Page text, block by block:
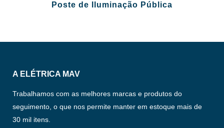
Poste de Iluminação Pública
A ELÉTRICA MAV
Trabalhamos com as melhores marcas e produtos do
seguimento, o que nos permite manter em estoque mais de
30 mil itens.